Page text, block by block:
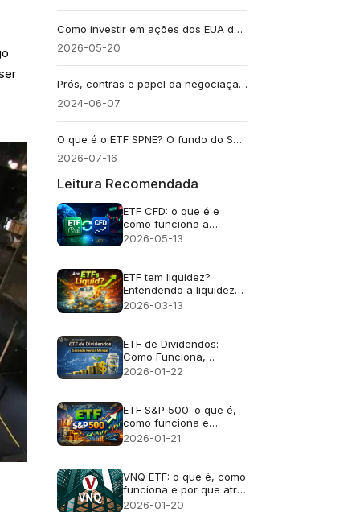
Como investir em ações dos EUA do Brasil sem conta nos EUA
2026-05-20
Prós, contras e papel da negociação quantitativa
2024-06-07
O que é o ETF SPNE? O fundo do S&P 500 "ex-Elon" explicado
2026-07-16
Leitura Recomendada
ETF CFD: o que é e
como funciona a
negociação
2026-05-13
ETF tem liquidez?
Entendendo a liquidez
dos ETFs para
2026-03-13
ETF de Dividendos:
Como Funciona,
Vantagens e Melhores
2026-01-22
ETF S&P 500: o que é,
como funciona e
melhores opções em
2026-01-21
VNQ ETF: o que é, como
funciona e por que atrai
investidores em renda
2026-01-20